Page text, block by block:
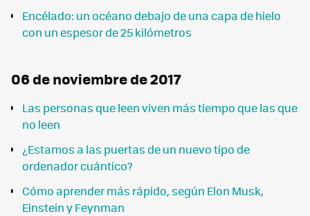
Encélado: un océano debajo de una capa de hielo
con un espesor de 25 kilómetros
06 de noviembre de 2017
Las personas que leen viven más tiempo que las que
no leen
¿Estamos a las puertas de un nuevo tipo de
ordenador cuántico?
Cómo aprender más rápido, según Elon Musk,
Einstein y Feynman